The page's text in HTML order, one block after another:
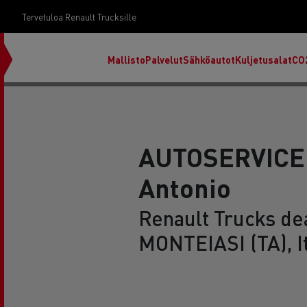
Tervetuloa Renault Trucksille
MallistoPalvelutSähköautotKuljetusalat
Antonio
Renault Trucks
MONTEIASI (TA),